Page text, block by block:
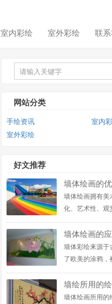
室内彩绘 室外彩绘 联
网站分类
手绘资讯
室内
室外彩绘
好文推荐
墙体绘画的
墙体绘画拥有美
化、艺术性、观
墙体绘画的
墙体彩绘来源于
了欧美的涂鸦，
墙绘所用的
墙体绘画所用